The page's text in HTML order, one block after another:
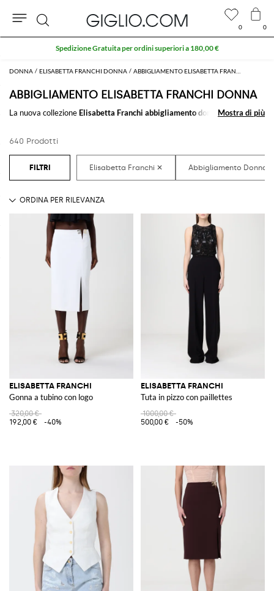
DONNA ELISABETTA FRANCHI DONNA
ABBIGLIAMENTO ELISABETTA FRANCHI DONNA
La nuova collezione Elisabetta Franchi abbigliamento donnatutta da
look casual a quelli più classici, troverai sempre quello che cerchi.
Scopri le ultime collezioni diabbigliamento Elisabetta Franchi donnasu
Mostra di più
Mostra di più
640 Prodotti
ELISABETTA FRANCHI
Gonna a tubino con logo
320,00 €
192,00 €
-40%
ELISABETTA FRANCHI
Tuta in pizzo con paillettes
1000,00 €
500,00 €
-50%
0 0
Cerca
Extra 10% sull'area Outlet